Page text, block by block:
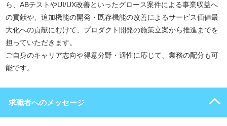
ら、ABテストやUI/UX改善といったグロース案件による事業収益へ
の貢献や、追加機能の開発・既存機能の改善によるサービス価値最
大化への貢献にむけて、プロダクト開発の施策立案から推進までを
担っていただきます。
ご自身のキャリア志向や得意分野・適性に応じて、業務の配分も可
能です。
求職者へのメッセージ